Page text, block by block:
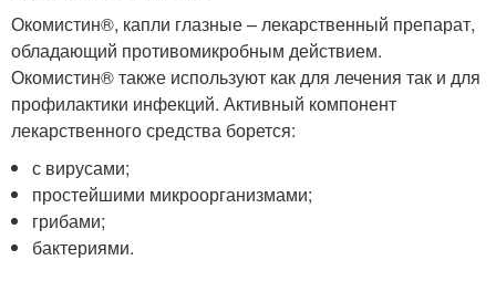
Окомистин®, капли глазные – лекарственный препарат,
обладающий противомикробным действием.
Окомистин® также используют как для лечения так и для
профилактики инфекций. Активный компонент
лекарственного средства борется:
с вирусами;
простейшими микроорганизмами;
грибами;
бактериями.